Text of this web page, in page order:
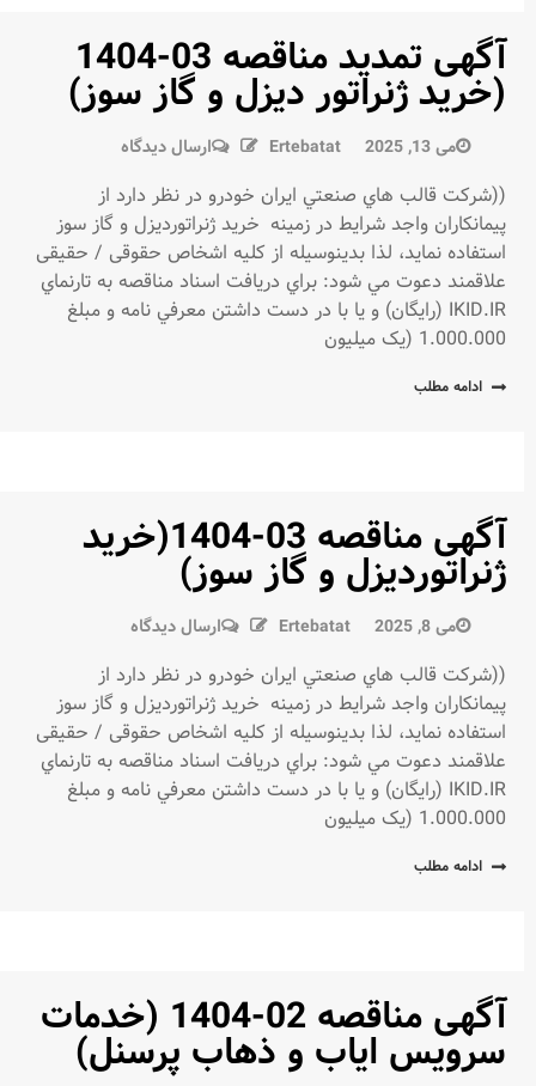
آگهی تمدید مناقصه 03-1404
(خرید ژنراتور دیزل و گاز سوز)
می 13, 2025 Ertebatat ارسال دیدگاهدر
تمدید
مناقصه
03-
1404
(خرید
((شركت قالب هاي صنعتي ايران خودرو در نظر دارد از
پيمانكاران واجد شرايط در زمينه خرید ژنراتوردیزل و گاز سوز
استفاده نمايد، لذا بدينوسيله از كليه اشخاص حقوقی / حقیقی
علاقمند دعوت مي شود: براي دريافت اسناد مناقصه به تارنماي
IKID.IR (رايگان) و يا با در دست داشتن معرفي نامه و مبلغ
1.000.000 (یک میلیون
ادامه مطلب
آگهی مناقصه 03-1404(خرید
ژنراتوردیزل و گاز سوز)
می 8, 2025 Ertebatat ارسال دیدگاهدر
مناقصه
03-
1404(خرید
ژنراتوردیزل
و
((شركت قالب هاي صنعتي ايران خودرو در نظر دارد از
پيمانكاران واجد شرايط در زمينه خرید ژنراتوردیزل و گاز سوز
استفاده نمايد، لذا بدينوسيله از كليه اشخاص حقوقی / حقیقی
علاقمند دعوت مي شود: براي دريافت اسناد مناقصه به تارنماي
IKID.IR (رايگان) و يا با در دست داشتن معرفي نامه و مبلغ
1.000.000 (یک میلیون
ادامه مطلب
آگهی مناقصه 02-1404 (خدمات
سرویس ایاب و ذهاب پرسنل)